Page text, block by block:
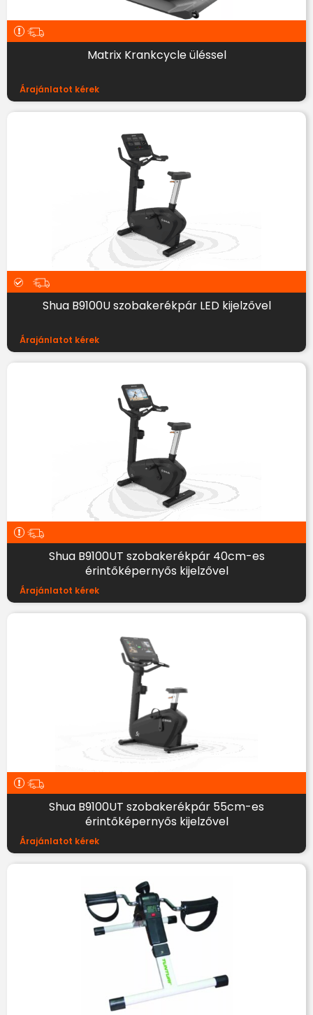
Matrix Krankcycle üléssel
Árajánlatot kérek
Shua B9100U szobakerékpár LED kijelzővel
Árajánlatot kérek
Shua B9100UT szobakerékpár 40cm-es
érintőképernyős kijelzővel
Árajánlatot kérek
Shua B9100UT szobakerékpár 55cm-es
érintőképernyős kijelzővel
Árajánlatot kérek